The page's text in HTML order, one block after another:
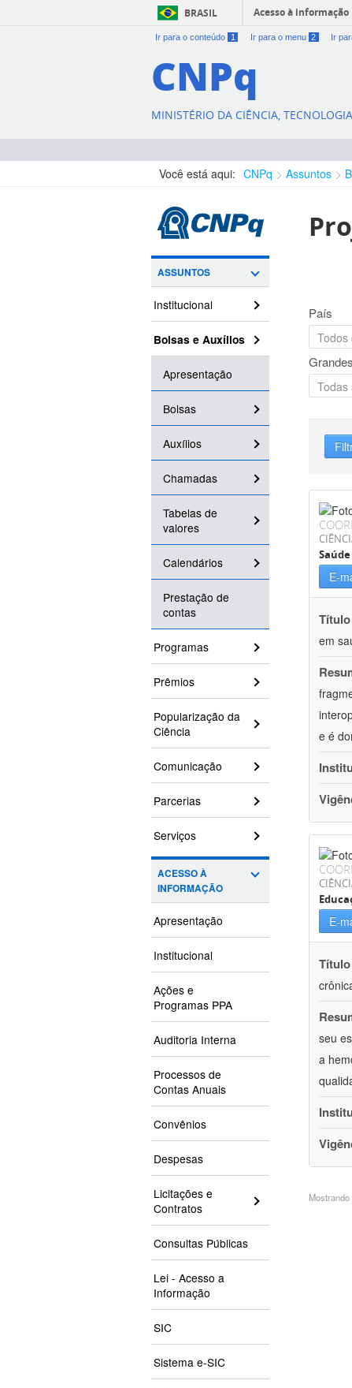
BRASIL Acesso à informação
Ir para o conteúdo 1 Ir para o menu 2 Ir
CNPq
MINISTÉRIO DA CIÊNCIA,
Você está aqui: CNPq Assuntos
ASSUNTOS
Institucional
Bolsas e Auxílios
Apresentação
Bolsas
Auxílios
Chamadas
Tabelas de
valores
Calendários
Prestação de
contas
Programas
Prêmios
Popularização da
Ciência
Comunicação
Parcerias
Serviços
ACESSO À
INFORMAÇÃO
Apresentação
Institucional
Ações e
Programas PPA
Auditoria Interna
Processos de
Contas Anuais
Convênios
Despesas
Licitações e
Contratos
Consultas Públicas
Lei - Acesso a
Informação
SIC
Sistema e-SIC
País
E-
em
e é
E-
seu
a